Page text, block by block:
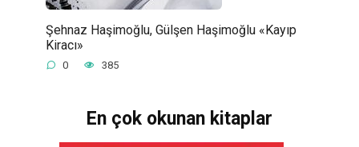
Şehnaz Haşimoğlu, Gülşen Haşimoğlu «Kayıp
Kiracı»
0 385
En çok okunan kitaplar